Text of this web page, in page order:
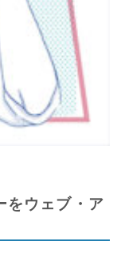
をウェブ・ア